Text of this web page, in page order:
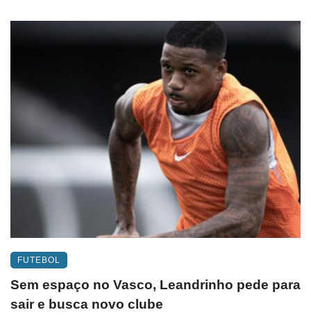
FUTEBOL
Sem espaço no Vasco, Leandrinho pede para
sair e busca novo clube